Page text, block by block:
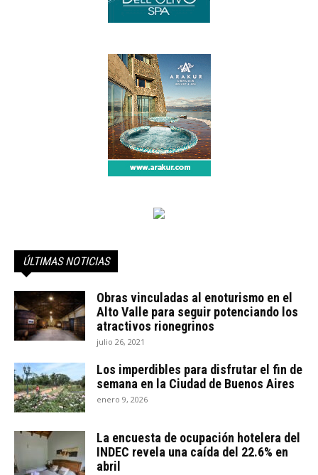
ÚLTIMAS NOTICIAS
Obras vinculadas al enoturismo en el
Alto Valle para seguir potenciando los
atractivos rionegrinos
julio 26, 2021
Los imperdibles para disfrutar el fin de
semana en la Ciudad de Buenos Aires
enero 9, 2026
La encuesta de ocupación hotelera del
INDEC revela una caída del 22.6% en
abril